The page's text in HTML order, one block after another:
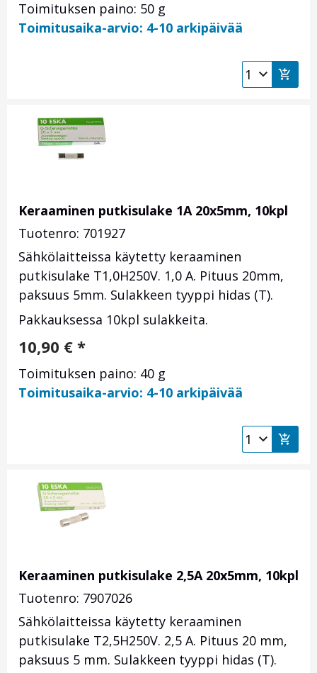
Toimituksen paino: 50 g
Toimitusaika-arvio: 4-10 arkipäivää
Keraaminen putkisulake 1A 20x5mm, 10kpl
Tuotenro: 701927
Sähkölaitteissa käytetty keraaminen
putkisulake T1,0H250V. 1,0 A. Pituus 20mm,
paksuus 5mm. Sulakkeen tyyppi hidas (T).
Pakkauksessa 10kpl sulakkeita.
10,90 € *
Toimituksen paino: 40 g
Toimitusaika-arvio: 4-10 arkipäivää
Keraaminen putkisulake 2,5A 20x5mm, 10kpl
Tuotenro: 7907026
Sähkölaitteissa käytetty keraaminen
putkisulake T2,5H250V. 2,5 A. Pituus 20 mm,
paksuus 5 mm. Sulakkeen tyyppi hidas (T).